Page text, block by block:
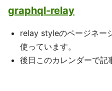
graphql-relay
relay styleのページネー
使っています。
後日このカレンダーで記